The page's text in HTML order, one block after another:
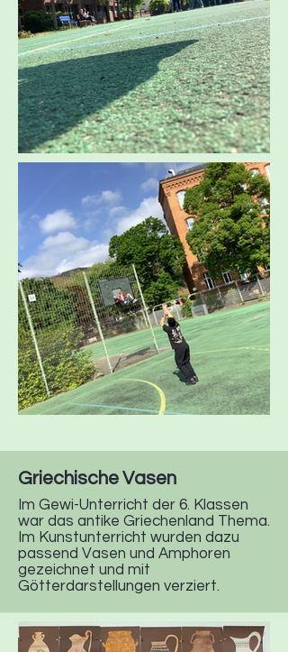
Griechische Vasen
Im Gewi-Unterricht der 6. Klassen
war das antike Griechenland Thema.
Im Kunstunterricht wurden dazu
passend Vasen und Amphoren
gezeichnet und mit
Götterdarstellungen verziert.